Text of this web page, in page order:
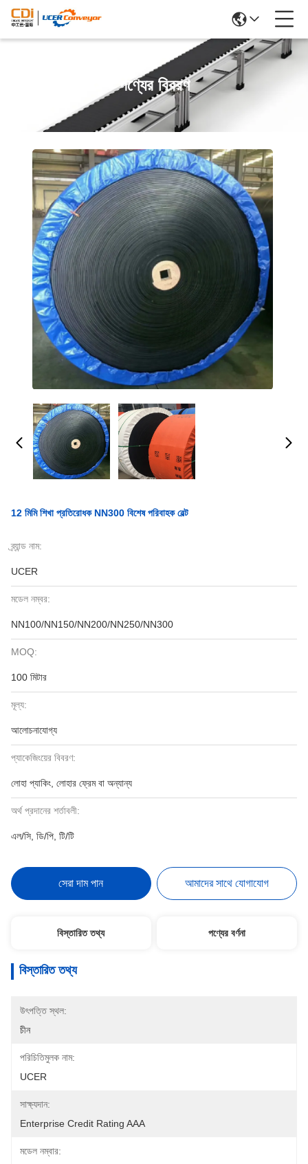
পণ্যের বিবরণ
12 মিমি শিখা প্রতিরোধক NN300 বিশেষ পরিবাহক বেল্ট
ব্র্যান্ড নাম:
UCER
মডেল নম্বর:
NN100/NN150/NN200/NN250/NN300
MOQ:
100 মিটার
মূল্য:
আলোচনাযোগ্য
প্যাকেজিংয়ের বিবরণ:
লোহা প্যাকিং, লোহার ফ্রেম বা অন্যান্য
অর্থ প্রদানের শর্তাবলী:
এল/সি, ডি/পি, টি/টি
সেরা দাম পান আমাদের সাথে যোগাযোগ
বিস্তারিত তথ্য পণ্যের বর্ণনা
বিস্তারিত তথ্য
উৎপত্তি স্থল:
চীন
পরিচিতিমুলক নাম:
UCER
সাক্ষ্যদান:
Enterprise Credit Rating AAA
মডেল নম্বার: